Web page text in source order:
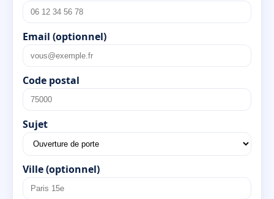
Email (optionnel)
Code postal
Sujet
Ville (optionnel)